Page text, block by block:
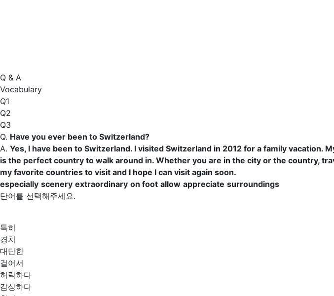
Q & A
Vocabulary
Q1
Q2
Q3
Q. Have you ever been to Switzerland?
A. Yes, I have been to Switzerland. I visited Switzerland in 2012 for a family vacation.
is the perfect country to walk around in. Whether you are in the city or the country,
my favorite countries to visit and I hope I can visit again soon.
especially scenery extraordinary on foot allow appreciate surroundings
단어를 선택해주세요.
특히
경치
대단한
걸어서
허락하다
감상하다